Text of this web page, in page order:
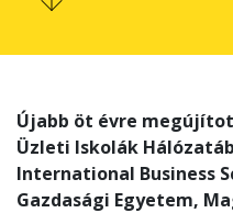
Újabb öt évre
Üzleti Iskolák
International Business
Gazdasági Egyetem,